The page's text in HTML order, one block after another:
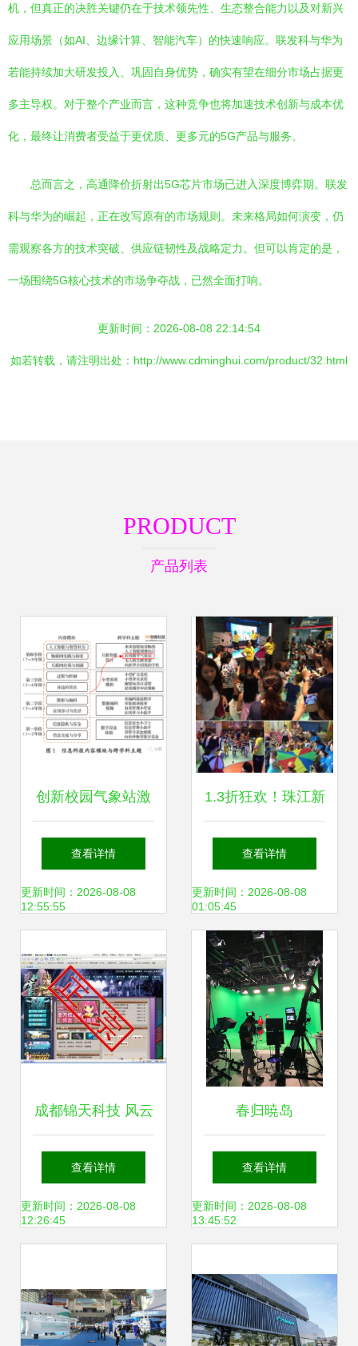
机，但真正的决胜关键仍在于技术领先性、生态整合能力以及对新兴
应用场景（如AI、边缘计算、智能汽车）的快速响应。联发科与华为
若能持续加大研发投入、巩固自身优势，确实有望在细分市场占据更
多主导权。对于整个产业而言，这种竞争也将加速技术创新与成本优
化，最终让消费者受益于更优质、更多元的5G产品与服务。
总而言之，高通降价折射出5G芯片市场已进入深度博弈期。联发
科与华为的崛起，正在改写原有的市场规则。未来格局如何演变，仍
需观察各方的技术突破、供应链韧性及战略定力。但可以肯定的是，
一场围绕5G核心技术的市场争夺战，已然全面打响。
更新时间：2026-08-08 22:14:54
如若转载，请注明出处：http://www.cdminghui.com/product/32.html
PRODUCT
产品列表
创新校园气象站激
发数字素养与信息
科技教学——天玩
新范式
查看详情
更新时间：2026-08-08
12:55:55
1.3折狂欢！珠江新
城童乐￥99抢高科
技儿童乐园1大1小
门票~40+项目+1
节美式早教~地铁
直达~嗨玩整日
查看详情
更新时间：2026-08-08
01:05:45
成都锦天科技 风云
官方致玩家书
查看详情
更新时间：2026-08-08
12:26:45
春归暁岛
查看详情
更新时间：2026-08-08
13:45:52